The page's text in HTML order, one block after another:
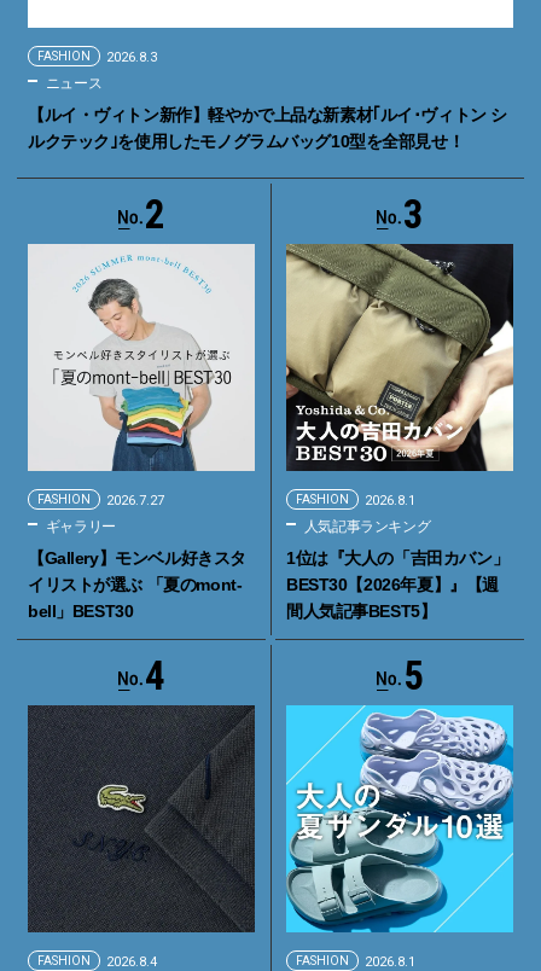
FASHION 2026.8.3
ニュース
【ルイ・ヴィトン新作】軽やかで上品な新素材｢ルイ･ヴィトン シ
ルクテック｣を使用したモノグラムバッグ10型を全部見せ！
2
FASHION 2026.7.27
ギャラリー
【Gallery】モンベル好きスタ
イリストが選ぶ 「夏のmont-
bell」BEST30
3
FASHION 2026.8.1
人気記事ランキング
1位は『大人の「吉田カバン」
BEST30【2026年夏】』【週
間人気記事BEST5】
4
FASHION 2026.8.4
5
FASHION 2026.8.1